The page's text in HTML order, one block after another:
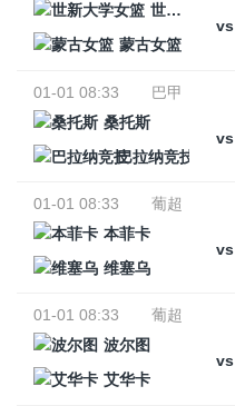
世新大学女篮
vs
蒙古女篮
01-01 08:33
巴甲
桑托斯
vs
巴拉纳竞技
01-01 08:33
葡超
本菲卡
vs
维塞乌
01-01 08:33
葡超
波尔图
vs
艾华卡